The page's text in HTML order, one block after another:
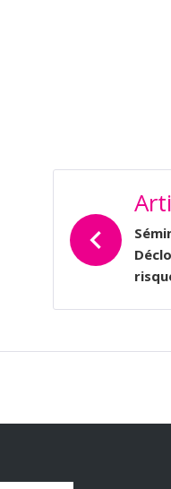
DE